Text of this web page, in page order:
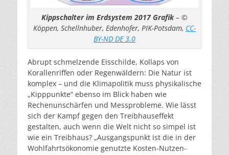
Kippschalter im Erdsystem 2017 Grafik– ©
Köppen, Schellnhuber, Edenhofer, PIK-Potsdam, CC-
BY-ND DE 3.0
Abrupt schmelzende Eisschilde, Kollaps von
Korallenriffen oder Regenwäldern: Die Natur ist
komplex – und die Klimapolitik muss physikalische
„Kipppunkte“ ebenso im Blick haben wie
Rechenunschärfen und Messprobleme. Wie lässt
sich der Kampf gegen den Treibhauseffekt
gestalten, auch wenn die Welt nicht so simpel ist
wie ein Treibhaus? „Ausgangspunkt ist die in der
Wohlfahrtsökonomie genutzte Kosten-Nutzen-